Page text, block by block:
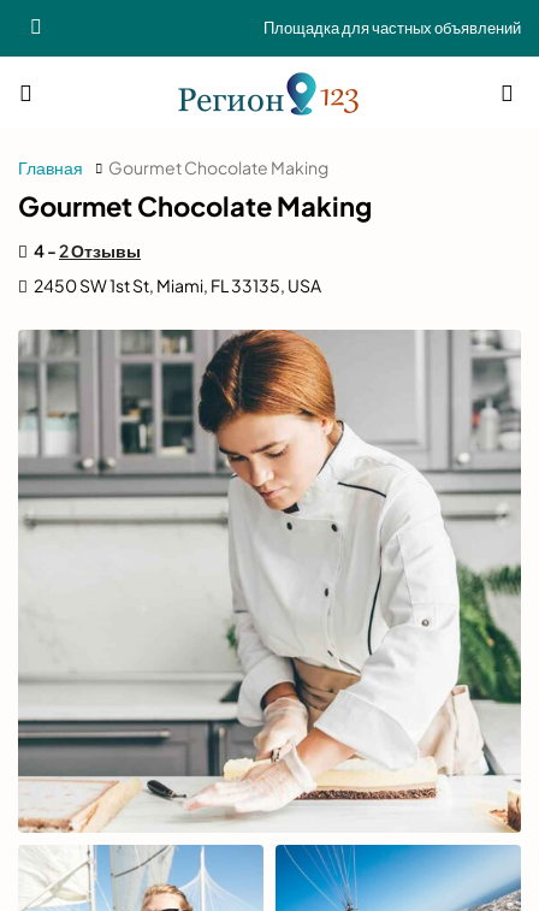
Площадка для частных объявлений
Главная Gourmet Chocolate Making
Gourmet Chocolate Making
4 -2 Отзывы
2450 SW 1st St, Miami, FL 33135, USA